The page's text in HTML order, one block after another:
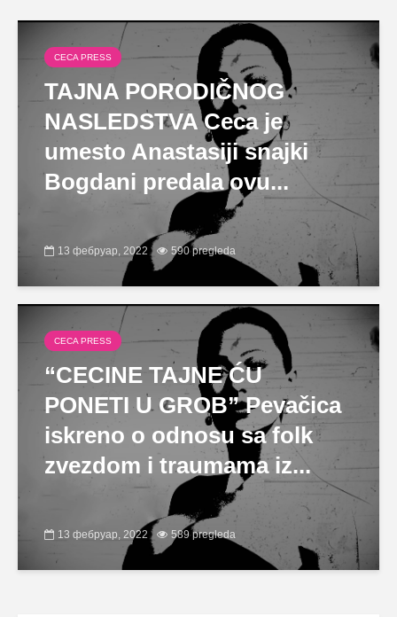
CECA PRESS
TAJNA PORODIČNOG
NASLEDSTVA Ceca je
umesto Anastasiji snajki
Bogdani predala ovu...
13 фебруар, 2022 590 pregleda
CECA PRESS
“CECINE TAJNE ĆU
PONETI U GROB” Pevačica
iskreno o odnosu sa folk
zvezdom i traumama iz...
13 фебруар, 2022 589 pregleda